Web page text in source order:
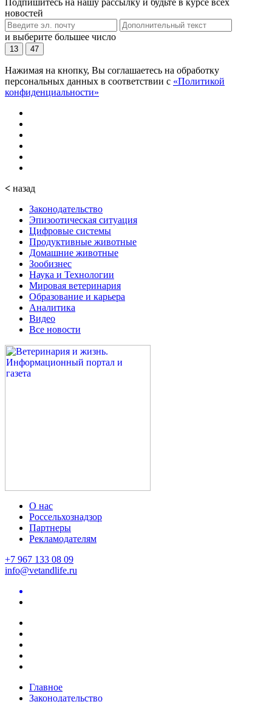
новостей
и выберите большее число
13 47
Нажимая на кнопку, Вы соглашаетесь на обработку
персональных данных в соответствии с «Политикой
конфиденциальности»
< назад
Законодательство
Эпизоотическая ситуация
Цифровые системы
Продуктивные животные
Домашние животные
Зообизнес
Наука и Технологии
Мировая ветеринария
Образование и карьера
Аналитика
Видео
Все новости
О нас
Россельхознадзор
Партнеры
Рекламодателям
+7 967 133 08 09
info@vetandlife.ru
Главное
Законодательство